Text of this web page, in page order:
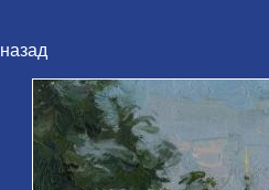
назад